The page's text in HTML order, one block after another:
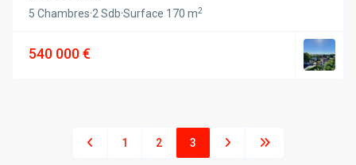
5 Chambres·2 Sdb·Surface 170 m2
540 000 €
1 2 3